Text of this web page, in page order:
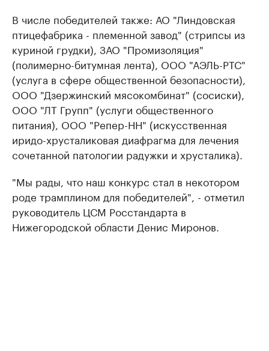
В числе победителей также: АО "Линдовская
птицефабрика - племенной завод" (стрипсы из
куриной грудки), ЗАО "Промизоляция"
(полимерно-битумная лента), ООО "АЭЛЬ-РТС"
(услуга в сфере общественной безопасности),
ООО "Дзержинский мясокомбинат" (сосиски),
ООО "ЛТ Групп" (услуги общественного
питания), ООО "Репер-НН" (искусственная
иридо-хрусталиковая диафрагма для лечения
сочетанной патологии радужки и хрусталика).
"Мы рады, что наш конкурс стал в некотором
роде трамплином для победителей", - отметил
руководитель ЦСМ Росстандарта в
Нижегородской области Денис Миронов.